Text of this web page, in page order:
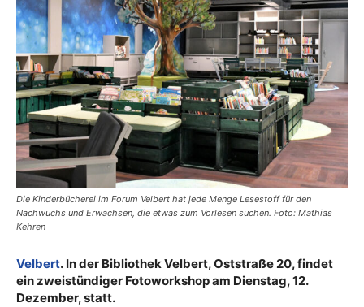
Die Kinderbücherei im Forum Velbert hat jede Menge Lesestoff für den
Nachwuchs und Erwachsen, die etwas zum Vorlesen suchen. Foto: Mathias
Kehren
Velbert. In der Bibliothek Velbert, Oststraße 20, findet
ein zweistündiger Fotoworkshop am Dienstag, 12.
Dezember, statt.